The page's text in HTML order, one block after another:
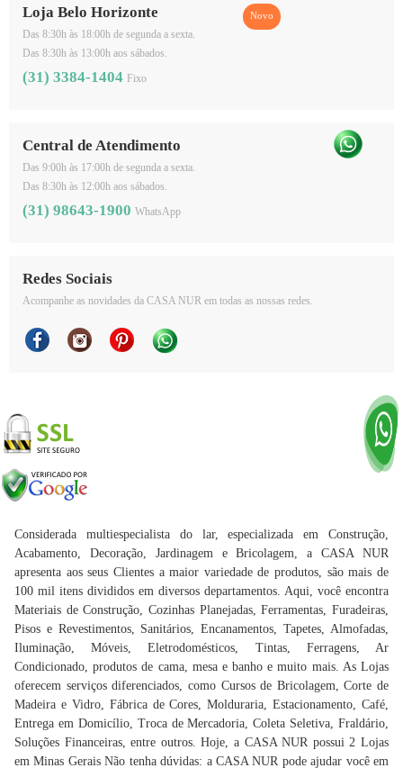
Loja Belo Horizonte
Das 8:30h às 18:00h de segunda a sexta.
Das 8:30h às 13:00h aos sábados.
(31) 3384-1404 Fixo
Central de Atendimento
Das 9:00h às 17:00h de segunda a sexta.
Das 8:30h às 12:00h aos sábados.
(31) 98643-1900 WhatsApp
Redes Sociais
Acompanhe as novidades da CASA NUR em todas as nossas redes.
Considerada multiespecialista do lar, especializada em Construção,
Acabamento, Decoração, Jardinagem e Bricolagem, a CASA NUR
apresenta aos seus Clientes a maior variedade de produtos, são mais de
100 mil itens divididos em diversos departamentos. Aqui, você encontra
Materiais de Construção, Cozinhas Planejadas, Ferramentas, Furadeiras,
Pisos e Revestimentos, Sanitários, Encanamentos, Tapetes, Almofadas,
Iluminação, Móveis, Eletrodomésticos, Tintas, Ferragens, Ar
Condicionado, produtos de cama, mesa e banho e muito mais. As Lojas
oferecem serviços diferenciados, como Cursos de Bricolagem, Corte de
Madeira e Vidro, Fábrica de Cores, Molduraria, Estacionamento, Café,
Entrega em Domicílio, Troca de Mercadoria, Coleta Seletiva, Fraldário,
Soluções Financeiras, entre outros. Hoje, a CASA NUR possui 2 Lojas
em Minas Gerais Não tenha dúvidas: a CASA NUR pode ajudar você em